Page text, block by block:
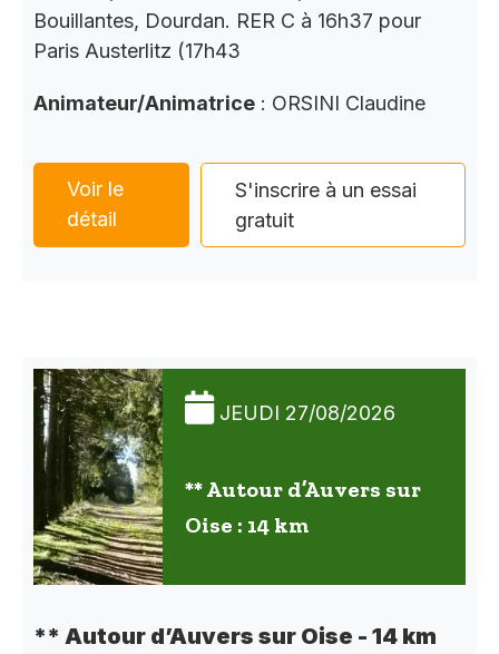
Bouillantes, Dourdan. RER C à 16h37 pour
Paris Austerlitz (17h43
Animateur/Animatrice : ORSINI Claudine
Voir le
détail
S'inscrire à un essai
gratuit
JEUDI 27/08/2026
** Autour d’Auvers sur
Oise : 14 km
** Autour d’Auvers sur Oise - 14 km